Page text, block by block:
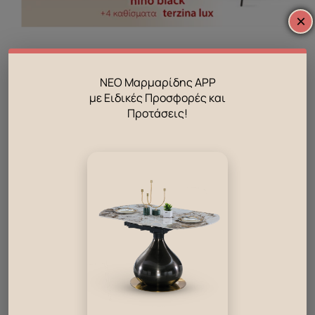
Σετ τραπέζι δείπνου Nino black & 4
καθίσματα Terzina Lux
Αλλαγές
στο σπίτι;
πλάνο δόσεων
ΜΑΡΜΑΡΙΔΗΣ
×
ΝΕΟ Μαρμαρίδης APP
με Ειδικές Προσφορές και
Προτάσεις!